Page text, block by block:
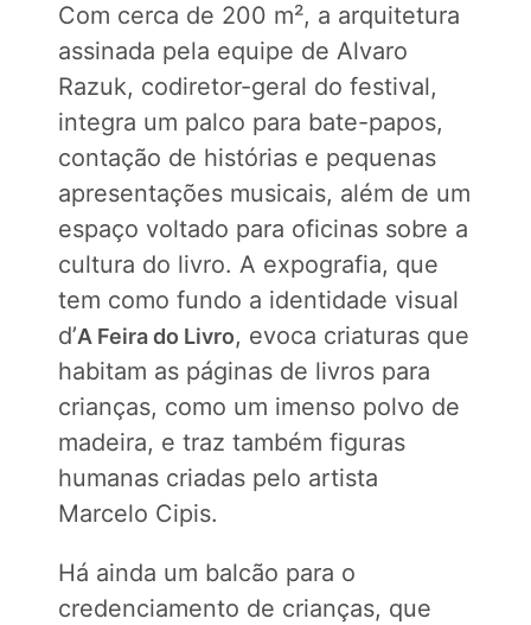
Com cerca de 200 m², a arquitetura
assinada pela equipe de Alvaro
Razuk, codiretor-geral do festival,
integra um palco para bate-papos,
contação de histórias e pequenas
apresentações musicais, além de um
espaço voltado para oficinas sobre a
cultura do livro. A expografia, que
tem como fundo a identidade visual
d’A Feira do Livro, evoca criaturas que
habitam as páginas de livros para
crianças, como um imenso polvo de
madeira, e traz também figuras
humanas criadas pelo artista
Marcelo Cipis.
Há ainda um balcão para o
credenciamento de crianças, que